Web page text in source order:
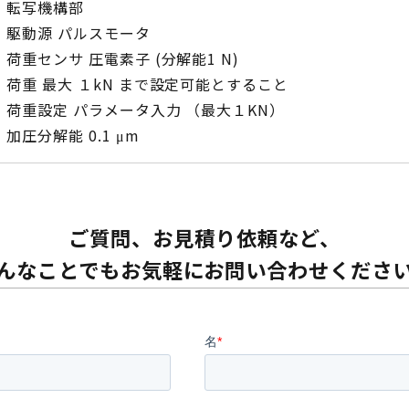
転写機構部
駆動源 パルスモータ
荷重センサ 圧電素子 (分解能1 N)
荷重 最大 １kN まで設定可能とすること
荷重設定 パラメータ入力 （最大１KN）
加圧分解能 0.1 μm
ご質問、お見積り依頼など、
なことでもお気軽にお問い合わせくださ